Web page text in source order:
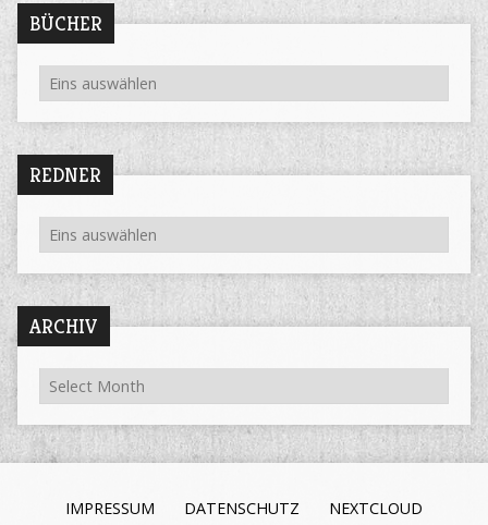
BÜCHER
REDNER
ARCHIV
IMPRESSUM DATENSCHUTZ NEXTCLOUD